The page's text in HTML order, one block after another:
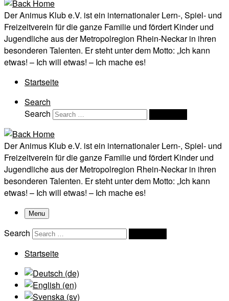
Der Animus Klub e.V. ist ein internationaler Lern-, Spiel- und
Freizeitverein für die ganze Familie und fördert Kinder und
Jugendliche aus der Metropolregion Rhein-Neckar in ihren
besonderen Talenten. Er steht unter dem Motto: „Ich kann
etwas! – Ich will etwas! – Ich mache es!
Startseite
Search
Search
Der Animus Klub e.V. ist ein internationaler Lern-, Spiel- und
Freizeitverein für die ganze Familie und fördert Kinder und
Jugendliche aus der Metropolregion Rhein-Neckar in ihren
besonderen Talenten. Er steht unter dem Motto: „Ich kann
etwas! – Ich will etwas! – Ich mache es!
Menu
Search
Startseite